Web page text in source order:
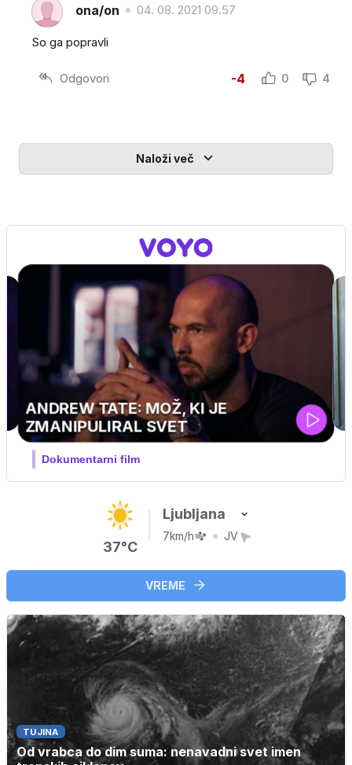
ona/on 04. 08. 2021 09.57
So ga popravli
Odgovori -4 0 4
Naloži več
MOJ PRIJATELJ PINGVIN
Film meseca / družinski, pustolovski
37°C
Ljubljana
7km/h JV
VREME
TUJINA
Od vrabca do dim suma: nenavadni svet imen